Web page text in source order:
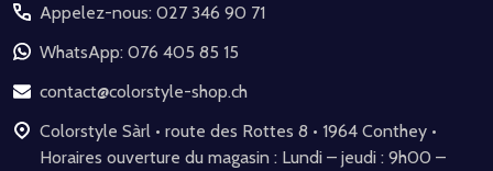
pied
de
page
Appelez-nous: 027 346 90 71
WhatsApp: 076 405 85 15
contact@colorstyle-shop.ch
Colorstyle Sàrl • route des Rottes 8 • 1964 Conthey •
Horaires ouverture du magasin : Lundi – jeudi : 9h00 –